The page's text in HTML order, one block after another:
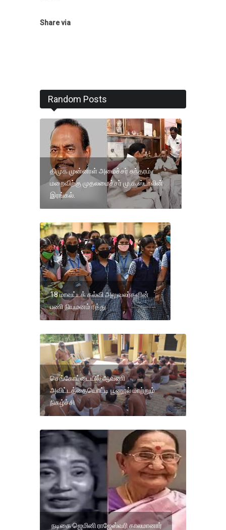
Share via
Random Posts
திமுக முன்னாள் அமைச்சர் சுந்தரம்
மறைவிற்கு முதலமைச்சர் மு.க.ஸ்டாலின்
இரங்கல்.
18 மாவட்டக் கல்வி அலுவலர்களின்
பணி நியமனம் ரத்து
செங்கோட்டையில் ஆவணி
அவிட்டத்தையொட்டி பூணூல் மாற்றும்
நிகழ்ச்சி
நடிகை ஜெமினி ராஜேஸ்வரி காலமானார்